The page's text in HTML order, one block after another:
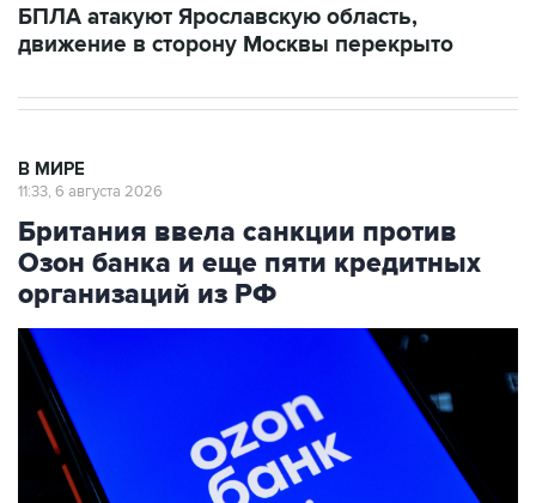
БПЛА атакуют Ярославскую область,
движение в сторону Москвы перекрыто
В МИРЕ
11:33, 6 августа 2026
Британия ввела санкции против
Озон банка и еще пяти кредитных
организаций из РФ